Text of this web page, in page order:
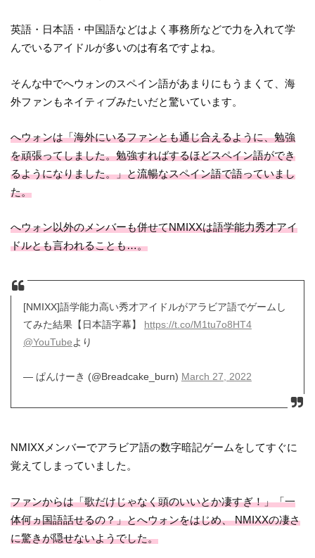
英語・日本語・中国語などはよく事務所などで力を入れて学
んでいるアイドルが多いのは有名ですよね。
そんな中でへウォンのスペイン語があまりにもうまくて、海
外ファンもネイティブみたいだと驚いています。
へウォンは「海外にいるファンとも通じ合えるように、勉強
を頑張ってしました。勉強すればするほどスペイン語ができ
るようになりました。」と流暢なスペイン語で語っていまし
た。
へウォン以外のメンバーも併せてNMIXXは語学能力秀才アイ
ドルとも言われることも…。
[NMIXX]語学能力高い秀才アイドルがアラビア語でゲームし
てみた結果【日本語字幕】 https://t.co/M1tu7o8HT4
@YouTubeより
— ぱんけーき (@Breadcake_burn) March 27, 2022
NMIXXメンバーでアラビア語の数字暗記ゲームをしてすぐに
覚えてしまっていました。
ファンからは「歌だけじゃなく頭のいいとか凄すぎ！」「一
体何ヵ国語話せるの？」とへウォンをはじめ、 NMIXXの凄さ
に驚きが隠せないようでした。